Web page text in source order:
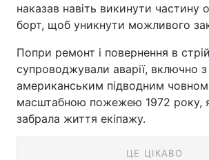
наказав навіть викинути частину
борт, щоб уникнути можливого
Попри ремонт і повернення в
супроводжували аварії, включно з
американським підводним човном
масштабною пожежею 1972 року,
забрала життя екіпажу.